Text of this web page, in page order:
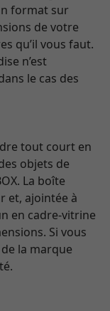
format sur
de votre
qu’il vous faut.
n’est
le cas des
tout court en
objets de
La boîte
et, ajointée à
en cadre-vitrine
Si vous
la marque